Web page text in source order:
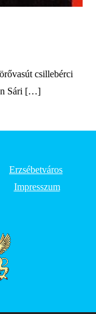
csillebérci
Sári […]
Erzsébetváros
Impresszum